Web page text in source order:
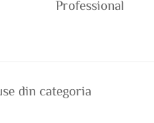
Professional
din categoria